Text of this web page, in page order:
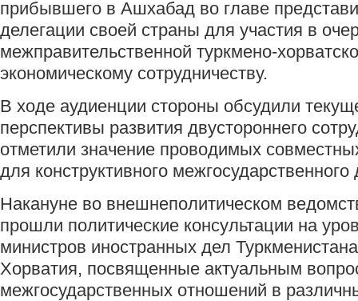
прибывшего в Ашхабад во главе
делегации своей страны для участия в
межправительственной туркмено-
экономическому сотрудничеству.
В ходе аудиенции стороны обсудили
перспективы развития двустороннего
отметили значение проводимых
для конструктивного межгосударственного
Накануне во внешнеполитическом
прошли политические консультации на
министров иностранных дел
Хорватия, посвященные актуальным
межгосударственных отношений в